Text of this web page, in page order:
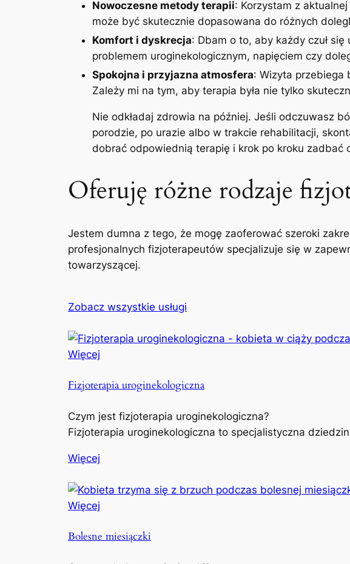
Nowoczesne metody terapii: Korzystam z
może być skutecznie dopasowana do różnych
Komfort i dyskrecja: Dbam o to, aby każdy czuł
problemem uroginekologicznym, napięciem czy
Spokojna i przyjazna atmosfera: Wizyta przebiega
Zależy mi na tym, aby terapia była nie tylko
Nie odkładaj zdrowia na później. Jeśli odczuwasz
porodzie, po urazie albo w trakcie rehabilitacji,
dobrać odpowiednią terapię i krok po kroku zadbać
Oferuję różne rodzaje
Jestem dumna z tego, że mogę zaoferować szeroki
profesjonalnych fizjoterapeutów specjalizuje się w
towarzyszącej.
Zobacz wszystkie usługi
Więcej
Fizjoterapia uroginekologiczna
Czym jest fizjoterapia uroginekologiczna?
Fizjoterapia uroginekologiczna to specjalistyczna
Więcej
Więcej
Bolesne miesiączki